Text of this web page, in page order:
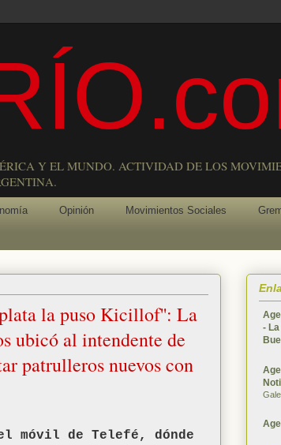
Y EL MUNDO. ACTIVIDAD DE LOS
Opinión Movimientos Sociales
la puso Kicillof'': La
ubicó al intendente de
patrulleros nuevos con
móvil de Telefé, dónde
-